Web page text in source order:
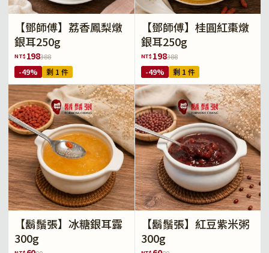
【鄧師傅】荔香鳳梨燉
銀耳250g
NT$ 198388
-49% 剩 1 件
【鄧師傅】桂圓紅棗燉
銀耳250g
NT$ 198388
-49% 剩 1 件
【鬍鬚張】冰糖銀耳露
300g
【鬍鬚張】紅豆紫米粥
300g